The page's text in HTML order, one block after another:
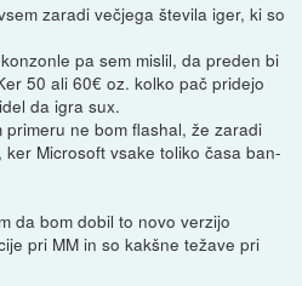
zaradi večjega števila iger, ki so
pa sem mislil, da preden bi
50 ali 60€ oz. kolko pač pridejo
da igra sux.
ne bom flashal, že zaradi
Microsoft vsake toliko časa ban-
da bom dobil to novo verzijo
pri MM in so kakšne težave pri